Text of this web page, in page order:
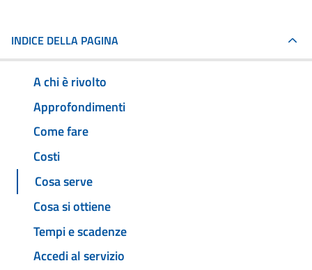
INDICE DELLA PAGINA
A chi è rivolto
Approfondimenti
Come fare
Costi
Cosa serve
Cosa si ottiene
Tempi e scadenze
Accedi al servizio